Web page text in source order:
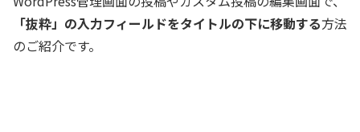
「抜粋」の入力フィールドをタイトルの下に移動する方法
のご紹介です。